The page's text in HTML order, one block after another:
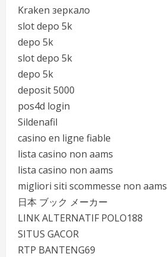
Kraken зеркало
slot depo 5k
depo 5k
slot depo 5k
depo 5k
deposit 5000
pos4d login
Sildenafil
casino en ligne fiable
lista casino non aams
lista casino non aams
migliori siti scommesse non aams
日本 ブック メーカー
LINK ALTERNATIF POLO188
SITUS GACOR
RTP BANTENG69